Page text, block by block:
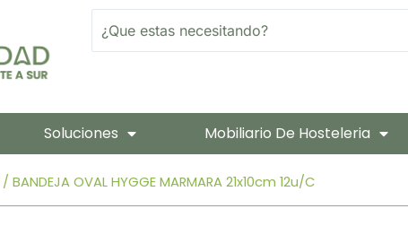
Soluciones Mobiliario De Hosteleria
/ BANDEJA OVAL HYGGE MARMARA 21x10cm 12u/c